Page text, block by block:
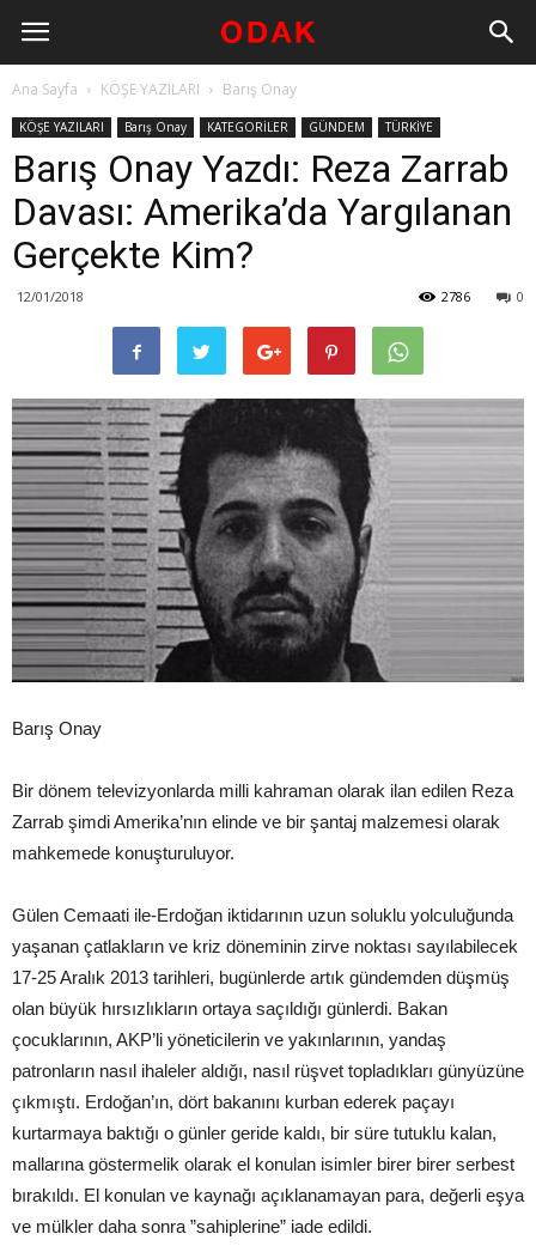
Ana Sayfa KÖŞE YAZILARI Barış Onay
KÖŞE YAZILARI Barış Onay KATEGORİLER GÜNDEM TÜRKİYE
Barış Onay Yazdı: Reza Zarrab
Davası: Amerika’da Yargılanan
Gerçekte Kim?
12/01/2018 0
2786
Barış Onay
Bir dönem televizyonlarda milli kahraman olarak ilan edilen Reza
Zarrab şimdi Amerika’nın elinde ve bir şantaj malzemesi olarak
mahkemede konuşturuluyor.
Gülen Cemaati ile-Erdoğan iktidarının uzun soluklu yolculuğunda
yaşanan çatlakların ve kriz döneminin zirve noktası sayılabilecek
17-25 Aralık 2013 tarihleri, bugünlerde artık gündemden düşmüş
olan büyük hırsızlıkların ortaya saçıldığı günlerdi. Bakan
çocuklarının, AKP’li yöneticilerin ve yakınlarının, yandaş
patronların nasıl ihaleler aldığı, nasıl rüşvet topladıkları günyüzüne
çıkmıştı. Erdoğan’ın, dört bakanını kurban ederek paçayı
kurtarmaya baktığı o günler geride kaldı, bir süre tutuklu kalan,
mallarına göstermelik olarak el konulan isimler birer birer serbest
bırakıldı. El konulan ve kaynağı açıklanamayan para, değerli eşya
ve mülkler daha sonra ”sahiplerine” iade edildi.